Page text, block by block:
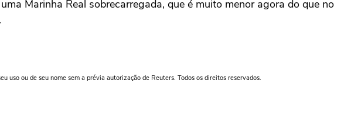
Marinha Real sobrecarregada, que é muito menor agora do que no
uso ou de seu nome sem a prévia autorização de Reuters. Todos os direitos reservados.